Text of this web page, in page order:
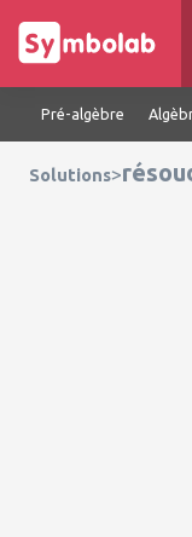
Pré-algèbre
Solutions>